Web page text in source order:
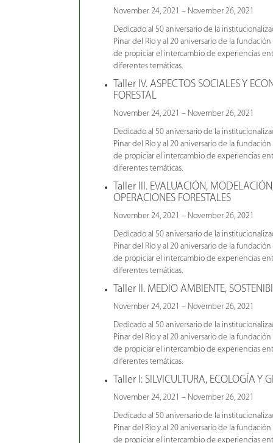
November 24, 2021 – November 26, 2021
Dedicado al 50 aniversario de la
Pinar del Río y al 20 aniversario de la
de propiciar el intercambio de experiencias
diferentes temáticas.
Taller IV. ASPECTOS SOCIALES Y
FORESTAL
November 24, 2021 – November 26, 2021
Dedicado al 50 aniversario de la
Pinar del Río y al 20 aniversario de la
de propiciar el intercambio de experiencias
diferentes temáticas.
Taller III. EVALUACIÓN,
OPERACIONES FORESTALES
November 24, 2021 – November 26, 2021
Dedicado al 50 aniversario de la
Pinar del Río y al 20 aniversario de la
de propiciar el intercambio de experiencias
diferentes temáticas.
Taller II. MEDIO AMBIENTE,
November 24, 2021 – November 26, 2021
Dedicado al 50 aniversario de la
Pinar del Río y al 20 aniversario de la
de propiciar el intercambio de experiencias
diferentes temáticas.
Taller I: SILVICULTURA, ECOLOGÍA Y
November 24, 2021 – November 26, 2021
Dedicado al 50 aniversario de la
Pinar del Río y al 20 aniversario de la
de propiciar el intercambio de experiencias